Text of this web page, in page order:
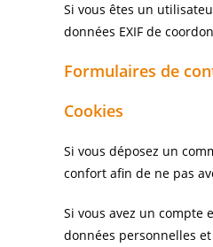
Si vous êtes un
données EXIF de
Formulaires de
Cookies
Si vous déposez un
confort afin de ne pas
Si vous avez un compte
données personnelles